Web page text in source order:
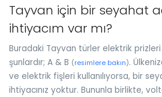
Tayvan için bir seyahat
ihtiyacım var mı?
Buradaki Tayvan türler elektrik
şunlardır; A & B (resimlere bakın).
ve elektrik fişleri kullanılıyorsa, bir
ihtiyacınız yoktur. Bununla birlikte,